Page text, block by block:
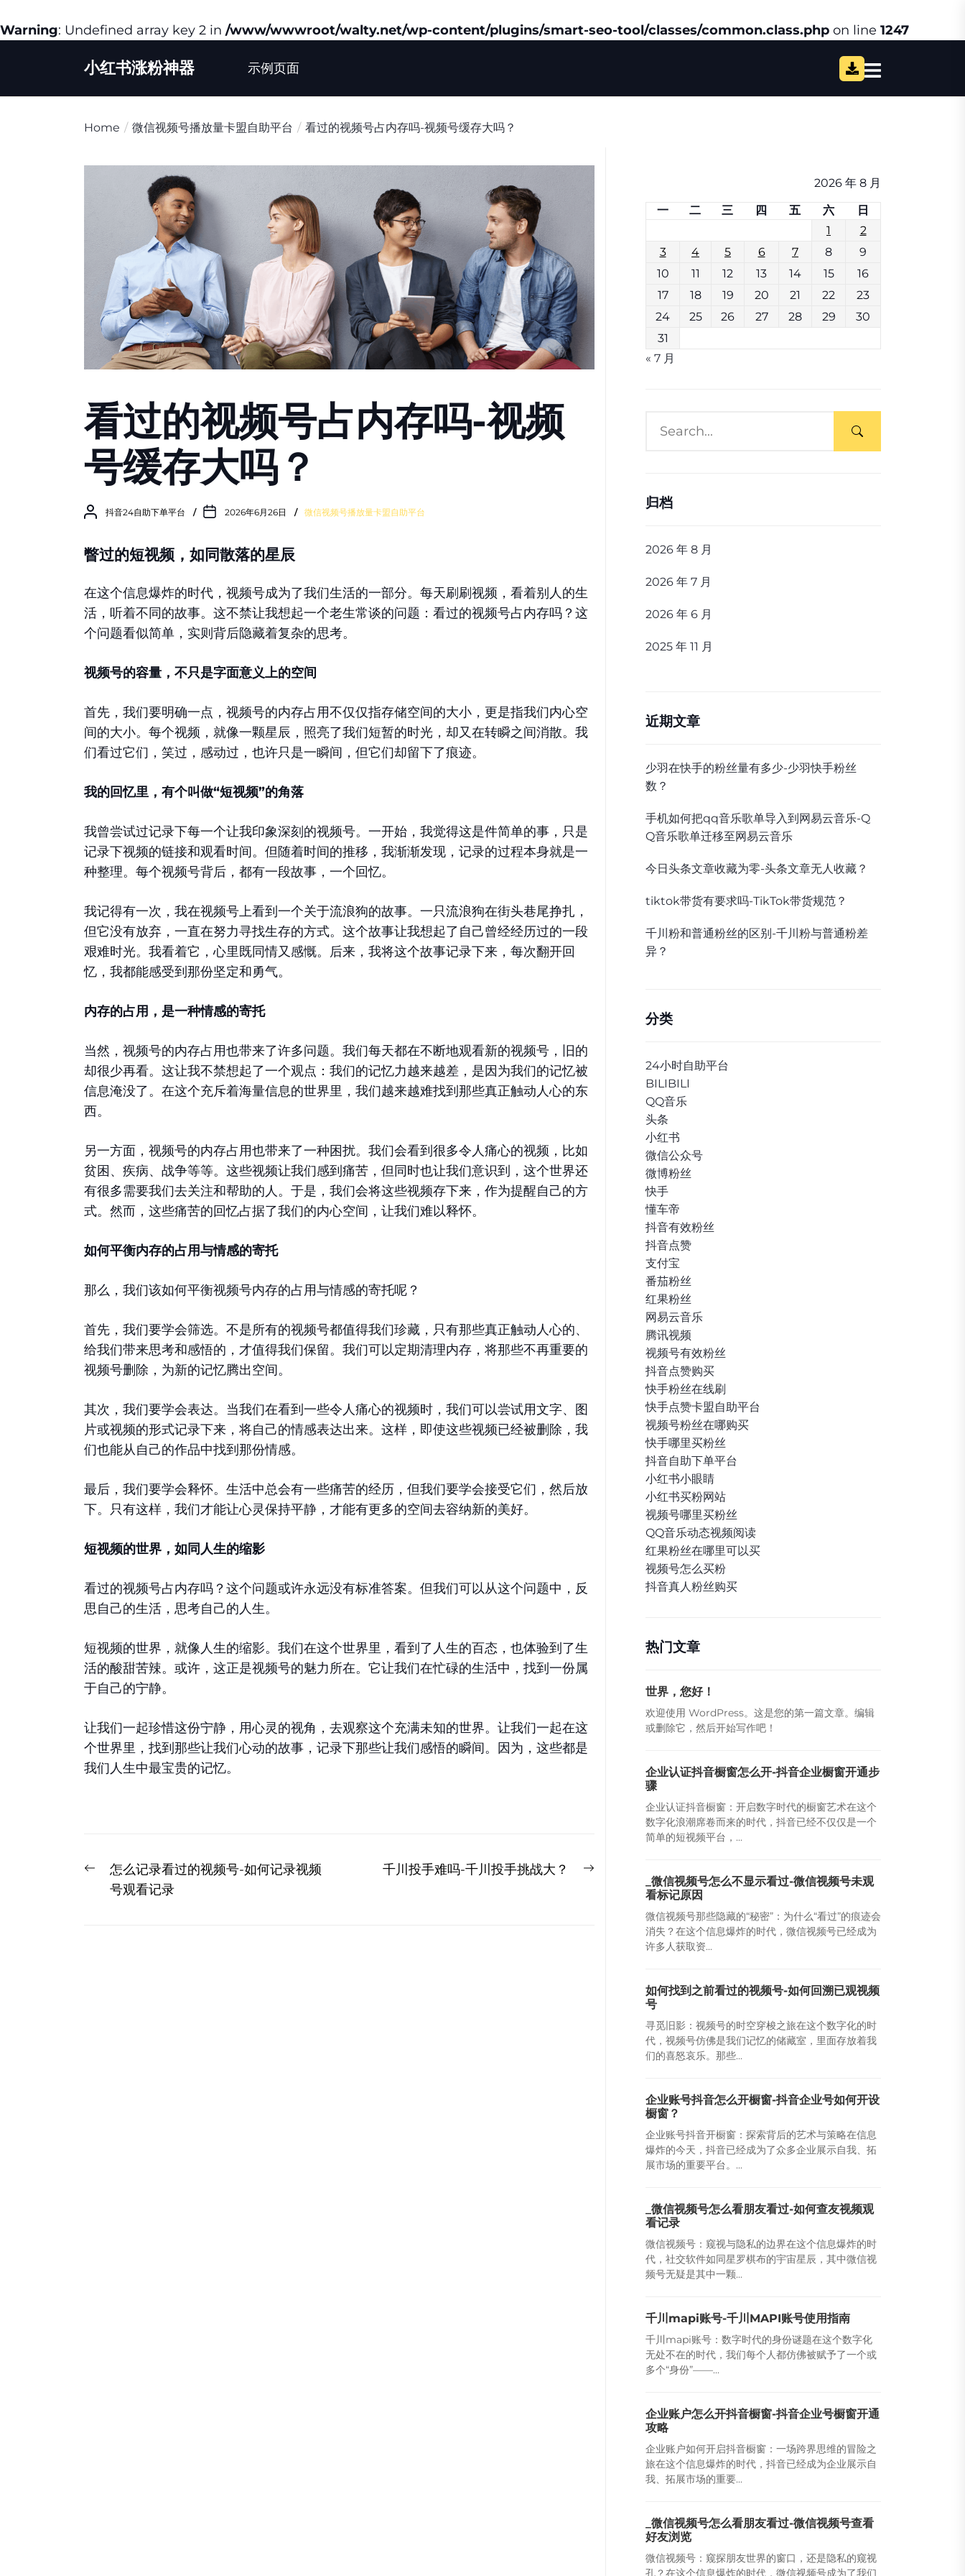
Warning: Undefined array key 2 in /www/wwwroot/walty.net/wp-content/plugins/smart-seo-tool/classes/common.class.php on line 1247
小红书涨粉神器 示例页面
Home 微信视频号播放量卡盟自助平台 看过的视频号占内存吗-视频号缓存大吗？
看过的视频号占内存吗-视频
号缓存大吗？
抖音24自助下单平台 2026年6月26日 微信视频号播放量卡盟自助平台
瞥过的短视频，如同散落的星辰
在这个信息爆炸的时代，视频号成为了我们生活的一部分。每天刷刷视频，看着别人的生
活，听着不同的故事。这不禁让我想起一个老生常谈的问题：看过的视频号占内存吗？这
个问题看似简单，实则背后隐藏着复杂的思考。
视频号的容量，不只是字面意义上的空间
首先，我们要明确一点，视频号的内存占用不仅仅指存储空间的大小，更是指我们内心空
间的大小。每个视频，就像一颗星辰，照亮了我们短暂的时光，却又在转瞬之间消散。我
们看过它们，笑过，感动过，也许只是一瞬间，但它们却留下了痕迹。
我的回忆里，有个叫做“短视频”的角落
我曾尝试过记录下每一个让我印象深刻的视频号。一开始，我觉得这是件简单的事，只是
记录下视频的链接和观看时间。但随着时间的推移，我渐渐发现，记录的过程本身就是一
种整理。每个视频号背后，都有一段故事，一个回忆。
我记得有一次，我在视频号上看到一个关于流浪狗的故事。一只流浪狗在街头巷尾挣扎，
但它没有放弃，一直在努力寻找生存的方式。这个故事让我想起了自己曾经经历过的一段
艰难时光。我看着它，心里既同情又感慨。后来，我将这个故事记录下来，每次翻开回
忆，我都能感受到那份坚定和勇气。
内存的占用，是一种情感的寄托
当然，视频号的内存占用也带来了许多问题。我们每天都在不断地观看新的视频号，旧的
却很少再看。这让我不禁想起了一个观点：我们的记忆力越来越差，是因为我们的记忆被
信息淹没了。在这个充斥着海量信息的世界里，我们越来越难找到那些真正触动人心的东
西。
另一方面，视频号的内存占用也带来了一种困扰。我们会看到很多令人痛心的视频，比如
贫困、疾病、战争等等。这些视频让我们感到痛苦，但同时也让我们意识到，这个世界还
有很多需要我们去关注和帮助的人。于是，我们会将这些视频存下来，作为提醒自己的方
式。然而，这些痛苦的回忆占据了我们的内心空间，让我们难以释怀。
如何平衡内存的占用与情感的寄托
那么，我们该如何平衡视频号内存的占用与情感的寄托呢？
首先，我们要学会筛选。不是所有的视频号都值得我们珍藏，只有那些真正触动人心的、
给我们带来思考和感悟的，才值得我们保留。我们可以定期清理内存，将那些不再重要的
视频号删除，为新的记忆腾出空间。
其次，我们要学会表达。当我们在看到一些令人痛心的视频时，我们可以尝试用文字、图
片或视频的形式记录下来，将自己的情感表达出来。这样，即使这些视频已经被删除，我
们也能从自己的作品中找到那份情感。
最后，我们要学会释怀。生活中总会有一些痛苦的经历，但我们要学会接受它们，然后放
下。只有这样，我们才能让心灵保持平静，才能有更多的空间去容纳新的美好。
短视频的世界，如同人生的缩影
看过的视频号占内存吗？这个问题或许永远没有标准答案。但我们可以从这个问题中，反
思自己的生活，思考自己的人生。
短视频的世界，就像人生的缩影。我们在这个世界里，看到了人生的百态，也体验到了生
活的酸甜苦辣。或许，这正是视频号的魅力所在。它让我们在忙碌的生活中，找到一份属
于自己的宁静。
让我们一起珍惜这份宁静，用心灵的视角，去观察这个充满未知的世界。让我们一起在这
个世界里，找到那些让我们心动的故事，记录下那些让我们感悟的瞬间。因为，这些都是
我们人生中最宝贵的记忆。
文
Previous
post:
怎么记录看过的视频号-如何记录视频
号观看记录
Next
千川投手难吗-千川投手挑战大？
2026 年 8 月
一
二 三 四 五 六
日
1
2
3
4 5 6 7 8
9
10
11 12 13 14 15
16
17
18 19 20 21 22
23
24
25 26 27 28 29
30
31
« 7 月
归档
2026 年 8 月
2026 年 7 月
2026 年 6 月
2025 年 11 月
近期文章
少羽在快手的粉丝量有多少-少羽快手粉丝
数？
手机如何把qq音乐歌单导入到网易云音乐-Q
Q音乐歌单迁移至网易云音乐
今日头条文章收藏为零-头条文章无人收藏？
tiktok带货有要求吗-TikTok带货规范？
千川粉和普通粉丝的区别-千川粉与普通粉差
异？
分类
24小时自助平台
BILIBILI
QQ音乐
头条
小红书
微信公众号
微博粉丝
快手
懂车帝
抖音有效粉丝
抖音点赞
支付宝
番茄粉丝
红果粉丝
网易云音乐
腾讯视频
视频号有效粉丝
抖音点赞购买
快手粉丝在线刷
快手点赞卡盟自助平台
视频号粉丝在哪购买
快手哪里买粉丝
抖音自助下单平台
小红书小眼睛
小红书买粉网站
视频号哪里买粉丝
QQ音乐动态视频阅读
红果粉丝在哪里可以买
视频号怎么买粉
抖音真人粉丝购买
热门文章
世界，您好！
欢迎使用 WordPress。这是您的第一篇文章。编辑
或删除它，然后开始写作吧！
企业认证抖音橱窗怎么开-抖音企业橱窗开通步
骤
企业认证抖音橱窗：开启数字时代的橱窗艺术在这个
数字化浪潮席卷而来的时代，抖音已经不仅仅是一个
简单的短视频平台，...
_微信视频号怎么不显示看过-微信视频号未观
看标记原因
微信视频号那些隐藏的“秘密”：为什么“看过”的痕迹会
消失？在这个信息爆炸的时代，微信视频号已经成为
许多人获取资...
如何找到之前看过的视频号-如何回溯已观视频
号
寻觅旧影：视频号的时空穿梭之旅在这个数字化的时
代，视频号仿佛是我们记忆的储藏室，里面存放着我
们的喜怒哀乐。那些...
企业账号抖音怎么开橱窗-抖音企业号如何开设
橱窗？
企业账号抖音开橱窗：探索背后的艺术与策略在信息
爆炸的今天，抖音已经成为了众多企业展示自我、拓
展市场的重要平台。...
_微信视频号怎么看朋友看过-如何查友视频观
看记录
微信视频号：窥视与隐私的边界在这个信息爆炸的时
代，社交软件如同星罗棋布的宇宙星辰，其中微信视
频号无疑是其中一颗...
千川mapi账号-千川MAPI账号使用指南
千川mapi账号：数字时代的身份谜题在这个数字化
无处不在的时代，我们每个人都仿佛被赋予了一个或
多个“身份”——...
企业账户怎么开抖音橱窗-抖音企业号橱窗开通
攻略
企业账户如何开启抖音橱窗：一场跨界思维的冒险之
旅在这个信息爆炸的时代，抖音已经成为企业展示自
我、拓展市场的重要...
_微信视频号怎么看朋友看过-微信视频号查看
好友浏览
微信视频号：窥探朋友世界的窗口，还是隐私的窥视
孔？在这个信息爆炸的时代，微信视频号成为了我们